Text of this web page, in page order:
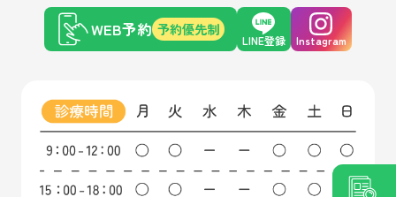
WEB予約 予約優先制
LINE登録 Instagram